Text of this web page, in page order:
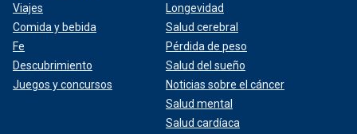
Viajes
Comida y bebida
Fe
Descubrimiento
Juegos y concursos
Longevidad
Salud cerebral
Pérdida de peso
Salud del sueño
Noticias sobre el cáncer
Salud mental
Salud cardíaca